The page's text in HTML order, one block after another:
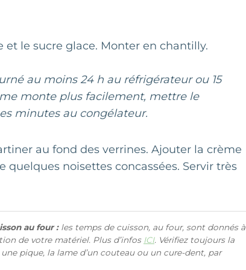
le sucre glace. Monter en chantilly.
au moins 24 h au réfrigérateur ou 15
monte plus facilement, mettre le
minutes au congélateur.
au fond des verrines. Ajouter la crème
noisettes concassées. Servir très
au four :les temps de cuisson, au four, sont donnés à
de votre matériel. Plus d’infos ICI. Vérifiez toujours la
pique, la lame d’un couteau ou un cure-dent, par